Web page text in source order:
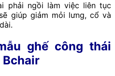
phải ngồi làm việc liên tục
giúp giảm mỏi lưng, cổ và
ghế công thái
Bchair